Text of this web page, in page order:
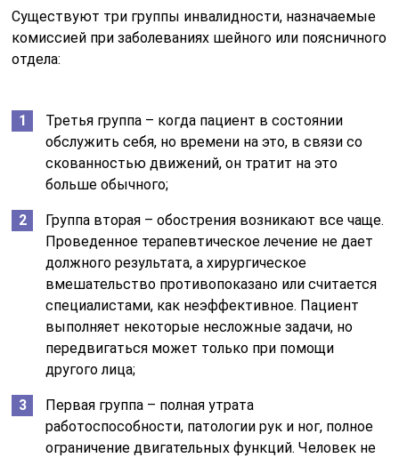
Существуют три группы инвалидности, назначаемые
комиссией при заболеваниях шейного или поясничного
отдела:
Третья группа – когда пациент в состоянии
обслужить себя, но времени на это, в связи со
скованностью движений, он тратит на это
больше обычного;
Группа вторая – обострения возникают все чаще.
Проведенное терапевтическое лечение не дает
должного результата, а хирургическое
вмешательство противопоказано или считается
специалистами, как неэффективное. Пациент
выполняет некоторые несложные задачи, но
передвигаться может только при помощи
другого лица;
Первая группа – полная утрата
работоспособности, патологии рук и ног, полное
ограничение двигательных функций. Человек не